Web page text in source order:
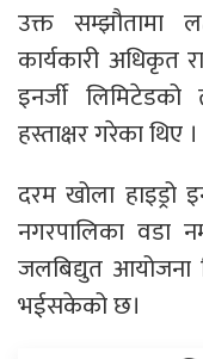
उक्त सम्झौतामा
कार्यकारी अधिकृत
इनर्जी
हस्ताक्षर गरेका थिए ।
दरम खोला हाइड्रो
नगरपालिका वडा
जलबिद्युत आयोजना
भईसकेको छ।